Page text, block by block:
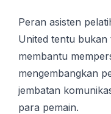
Peran asisten
United tentu bukan
membantu
mengembangkan
jembatan
para pemain.